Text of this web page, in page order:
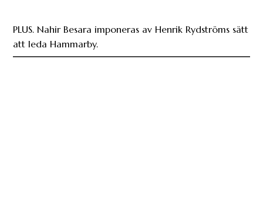
PLUS. Nahir Besara imponeras av Henrik Rydströms sätt
att leda Hammarby.